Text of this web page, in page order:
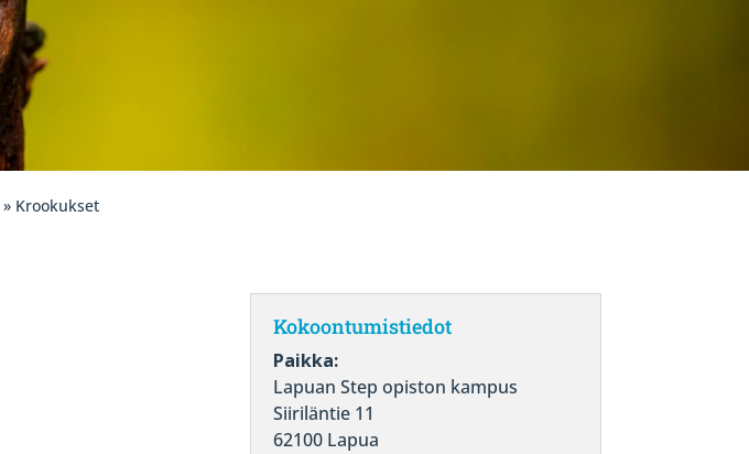
» Krookukset
Kokoontumistiedot
Paikka:
Lapuan Step opiston kampus
Siiriläntie 11
62100 Lapua